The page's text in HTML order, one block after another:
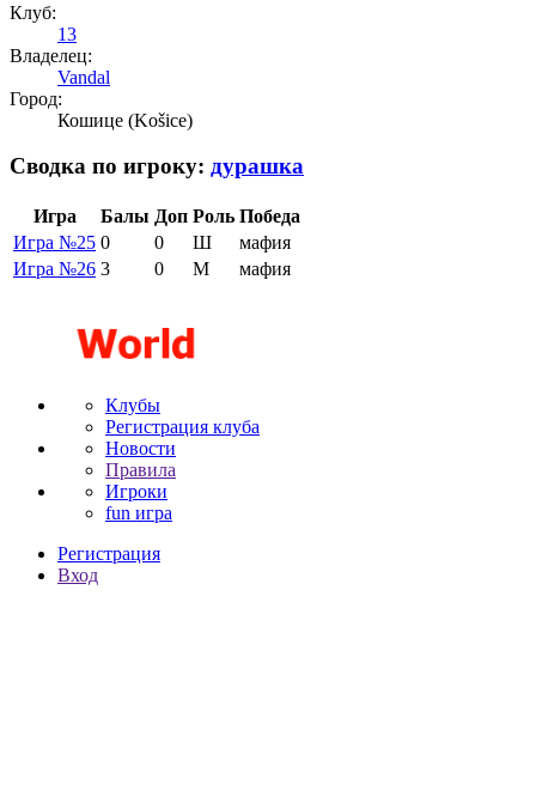
Клуб:
13
Владелец:
Vandal
Город:
Кошице (Košice)
Сводка по игроку: дурашка
Игра Балы Доп Роль Победа
Игра №25 0 0 Ш
мафия
Игра №26 3 0 М мафия
Клубы
Регистрация клуба
Новости
Правила
Игроки
fun игра
Регистрация
Вход